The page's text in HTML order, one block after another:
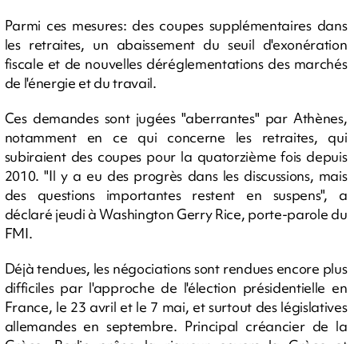
Parmi ces mesures: des coupes supplémentaires dans
les retraites, un abaissement du seuil d'exonération
fiscale et de nouvelles déréglementations des marchés
de l'énergie et du travail.
Ces demandes sont jugées "aberrantes" par Athènes,
notamment en ce qui concerne les retraites, qui
subiraient des coupes pour la quatorzième fois depuis
2010. "Il y a eu des progrès dans les discussions, mais
des questions importantes restent en suspens", a
déclaré jeudi à Washington Gerry Rice, porte-parole du
FMI.
Déjà tendues, les négociations sont rendues encore plus
difficiles par l'approche de l'élection présidentielle en
France, le 23 avril et le 7 mai, et surtout des législatives
allemandes en septembre. Principal créancier de la